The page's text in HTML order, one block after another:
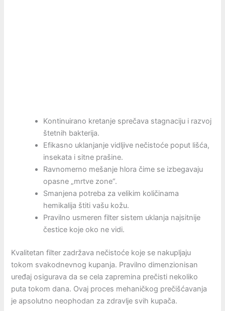
Kontinuirano kretanje sprečava stagnaciju i razvoj
štetnih bakterija.
Efikasno uklanjanje vidljive nečistoće poput lišća,
insekata i sitne prašine.
Ravnomerno mešanje hlora čime se izbegavaju
opasne „mrtve zone“.
Smanjena potreba za velikim količinama
hemikalija štiti vašu kožu.
Pravilno usmeren filter sistem uklanja najsitnije
čestice koje oko ne vidi.
Kvalitetan filter zadržava nečistoće koje se nakupljaju
tokom svakodnevnog kupanja. Pravilno dimenzionisan
uređaj osigurava da se cela zapremina prečisti nekoliko
puta tokom dana. Ovaj proces mehaničkog prečišćavanja
je apsolutno neophodan za zdravlje svih kupača.